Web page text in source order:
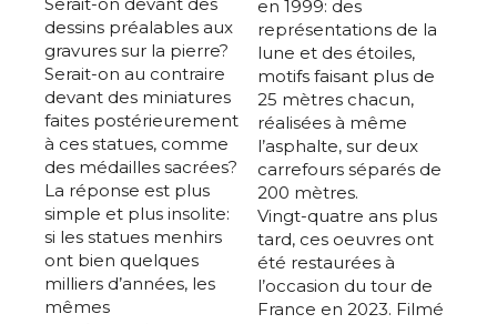
Serait-on devant des
dessins préalables aux
gravures sur la pierre?
Serait-on au contraire
devant des miniatures
faites postérieurement
à ces statues, comme
des médailles sacrées?
La réponse est plus
simple et plus insolite:
si les statues menhirs
ont bien quelques
milliers d’années, les
mêmes
en 1999: des
représentations de la
lune et des étoiles,
motifs faisant plus de
25 mètres chacun,
réalisées à même
l’asphalte, sur deux
carrefours séparés de
200 mètres.
Vingt-quatre ans plus
tard, ces oeuvres ont
été restaurées à
l’occasion du tour de
France en 2023. Filmé